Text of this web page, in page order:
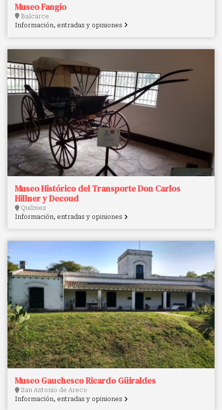
Museo Fangio
Balcarce
Información, entradas y opiniones
Museo Histórico del Transporte Don Carlos
Hillner y Decoud
Quilmes
Información, entradas y opiniones
Museo Gauchesco Ricardo Güiraldes
San Antonio de Areco
Información, entradas y opiniones